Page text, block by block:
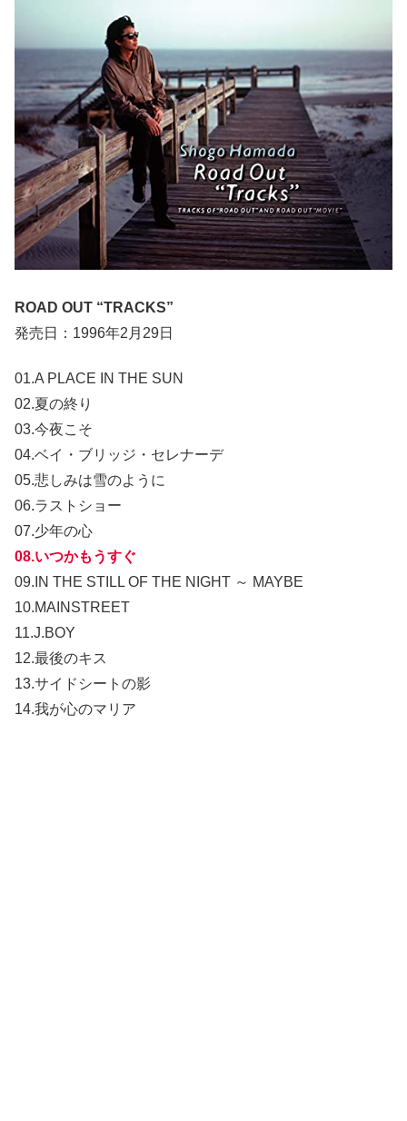
ROAD OUT “TRACKS”
発売日：1996年2月29日
01.A PLACE IN THE SUN
02.夏の終り
03.今夜こそ
04.ベイ・ブリッジ・セレナーデ
05.悲しみは雪のように
06.ラストショー
07.少年の心
08.いつかもうすぐ
09.IN THE STILL OF THE NIGHT ～ MAYBE
10.MAINSTREET
11.J.BOY
12.最後のキス
13.サイドシートの影
14.我が心のマリア